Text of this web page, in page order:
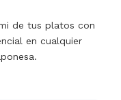
de tus platos con
en cualquier